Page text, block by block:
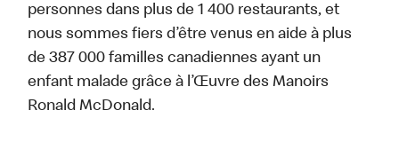
personnes dans plus de 1 400 restaurants, et
nous sommes fiers d’être venus en aide à plus
de 387 000 familles canadiennes ayant un
enfant malade grâce à l’Œuvre des Manoirs
Ronald McDonald.